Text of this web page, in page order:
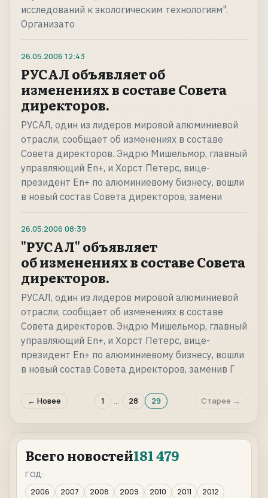
исследований к экологическим технологиям".
Организато
26.05.2006 12:43
РУСАЛ объявляет об
изменениях в составе Совета
директоров.
РУСАЛ, один из лидеров мировой алюминиевой
отрасли, сообщает об изменениях в составе
Совета директоров. Эндрю Мишельмор, главный
управляющий En+, и Хорст Петерс, вице-
президент En+ по алюминиевому бизнесу, вошли
в новый состав Совета директоров, замени
26.05.2006 08:39
"РУСАЛ" объявляет
об изменениях в составе Совета
директоров.
РУСАЛ, один из лидеров мировой алюминиевой
отрасли, сообщает об изменениях в составе
Совета директоров. Эндрю Мишельмор, главный
управляющий En+, и Хорст Петерс, вице-
президент En+ по алюминиевому бизнесу, вошли
в новый состав Совета директоров, заменив Г
← Новее 1 … 28 29 Старее →
Всего новостей181 479
ГОД:
2006
2007 2008 2009 2010 2011
2012